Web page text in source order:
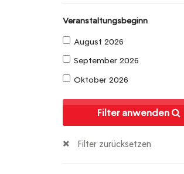
Veranstaltungsbeginn
August 2026
September 2026
Oktober 2026
Filter anwenden
Filter zurücksetzen